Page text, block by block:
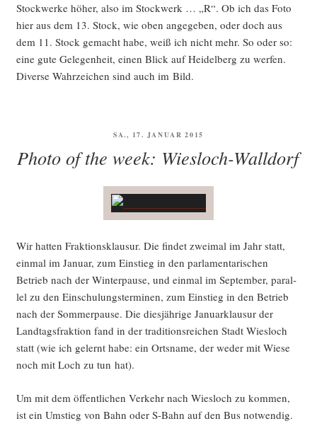
Stock­wer­ke höher, also im Stock­werk … „R“. Ob ich das Foto
hier aus dem 13. Stock, wie oben ange­ge­ben, oder doch aus
dem 11. Stock gemacht habe, weiß ich nicht mehr. So oder so:
eine gute Gele­gen­heit, einen Blick auf Hei­del­berg zu wer­fen.
Diver­se Wahr­zei­chen sind auch im Bild.
VERÖFFENTLICHT
SA., 17. JANUAR 2015
Photo of the week: Wiesloch-Walldorf
Wir hat­ten Frak­ti­ons­klau­sur. Die fin­det zwei­mal im Jahr statt,
ein­mal im Janu­ar, zum Ein­stieg in den par­la­men­ta­ri­schen
Betrieb nach der Win­ter­pau­se, und ein­mal im Sep­tem­ber, par­al­
lel zu den Ein­schu­lungs­ter­mi­nen, zum Ein­stieg in den Betrieb
nach der Som­mer­pau­se. Die dies­jäh­ri­ge Janu­ar­klau­sur der
Land­tags­frak­ti­on fand in der tra­di­ti­ons­rei­chen Stadt Wies­loch
statt (wie ich gelernt habe: ein Orts­na­me, der weder mit Wie­se
noch mit Loch zu tun hat).
Um mit dem öffent­li­chen Ver­kehr nach Wies­loch zu kom­men,
ist ein Umstieg von Bahn oder S‑Bahn auf den Bus not­wen­dig.